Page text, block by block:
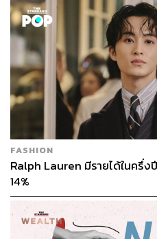
FASHION
Ralph Lauren มีรายได้ในครึ่
14%